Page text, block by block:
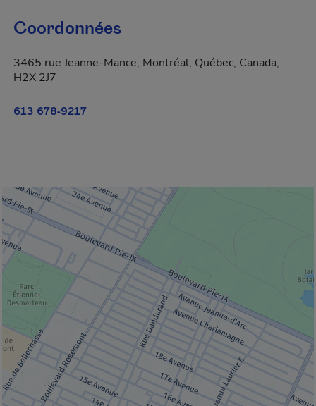
Coordonnées
3465 rue Jeanne-Mance, Montréal, Québec, Canada,
H2X 2J7
613 678-9217